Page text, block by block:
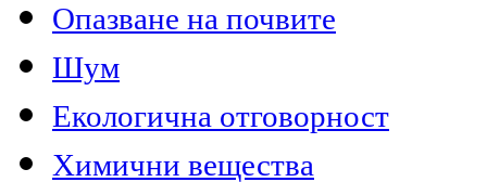
Опазване на почвите
Шум
Екологична отговорност
Химични вещества